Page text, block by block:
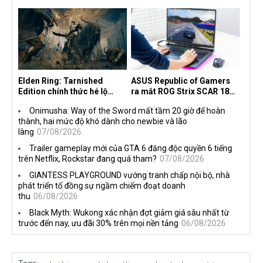
the Machine
Elden Ring: Tarnished
Edition chính thức hé lộ
ASUS Republic of Gamers
ra mắt ROG Strix SCAR 18
Onimusha: Way of the Sword mất tầm 20 giờ để hoàn
thành, hai mức độ khó dành cho newbie và lão
làng 07/08/2026
Trailer gameplay mới của GTA 6 đăng độc quyền 6 tiếng
trên Netflix, Rockstar đang quá tham? 07/08/2026
GIANTESS PLAYGROUND vướng tranh chấp nội bộ, nhà
phát triển tố đồng sự ngầm chiếm đoạt doanh
thu 06/08/2026
Black Myth: Wukong xác nhận đợt giảm giá sâu nhất từ
trước đến nay, ưu đãi 30% trên mọi nền tảng 06/08/2026